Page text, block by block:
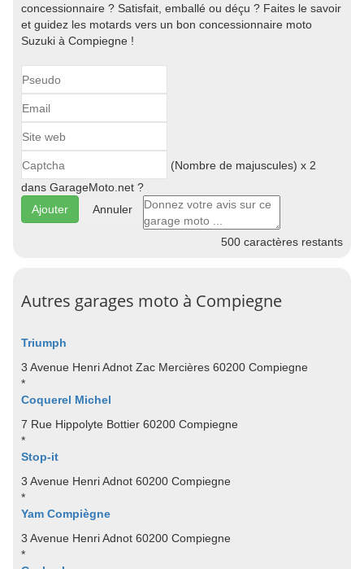
concessionnaire ? Satisfait, emballé ou déçu ? Faites le savoir
et guidez les motards vers un bon concessionnaire moto
Suzuki à Compiegne !
(Nombre de majuscules) x 2
dans GarageMoto.net ?
Annuler
500 caractères restants
Autres garages moto à Compiegne
Triumph
3 Avenue Henri Adnot Zac Mercières 60200 Compiegne
*
Coquerel Michel
7 Rue Hippolyte Bottier 60200 Compiegne
*
Stop-it
3 Avenue Henri Adnot 60200 Compiegne
*
Yam Compiègne
3 Avenue Henri Adnot 60200 Compiegne
*